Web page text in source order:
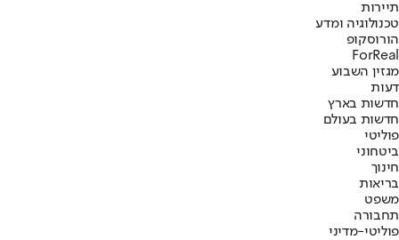
תיירות
טכנולוגיה ומדע
הורוסקופ
ForReal
מגזין השבוע
דעות
חדשות בארץ
חדשות בעולם
פוליטי
ביטחוני
חינוך
בריאות
משפט
תחבורה
פוליטי-מדיני